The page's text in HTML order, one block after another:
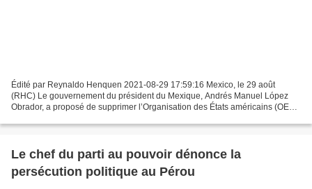
Édité par Reynaldo Henquen 2021-08-29 17:59:16 Mexico, le 29 août
(RHC) Le gouvernement du président du Mexique, Andrés Manuel López
Obrador, a proposé de supprimer l’Organisation des États américains (OEA)
Le chef du parti au pouvoir dénonce la
persécution politique au Pérou